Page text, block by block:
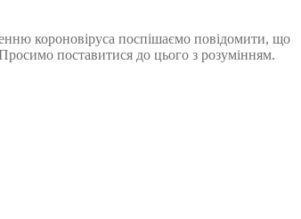
короновіруса поспішаємо повідомити, що
поставитися до цього з розумінням.